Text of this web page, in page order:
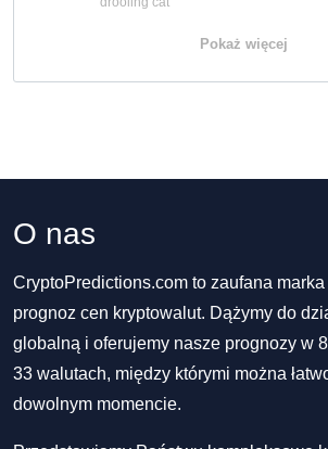
Pokaż więcej
O nas
CryptoPredictions.com to zaufana
prognoz cen kryptowalut. Dążymy do
globalną i oferujemy nasze prognozy w
33 walutach, między którymi można
dowolnym momencie.